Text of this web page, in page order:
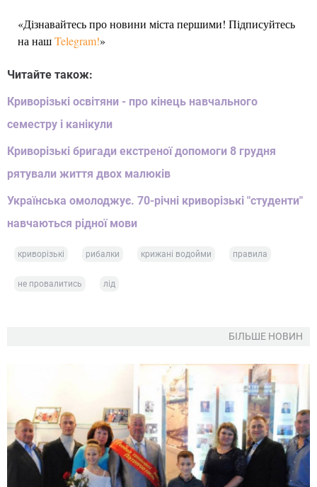
«Дізнавайтесь про новини міста першими! Підписуйтесь
на нашTelegram!»
Читайте також:
Криворізькі освітяни - про кінець навчального
семестру і канікули
Криворізькі бригади екстреної допомоги 8 грудня
рятували життя двох малюків
Українська омолоджує. 70-річні криворізькі "студенти"
навчаються рідної мови
криворізькі рибалки крижані водойми правила
не провалитись лід
БІЛЬШЕ НОВИН